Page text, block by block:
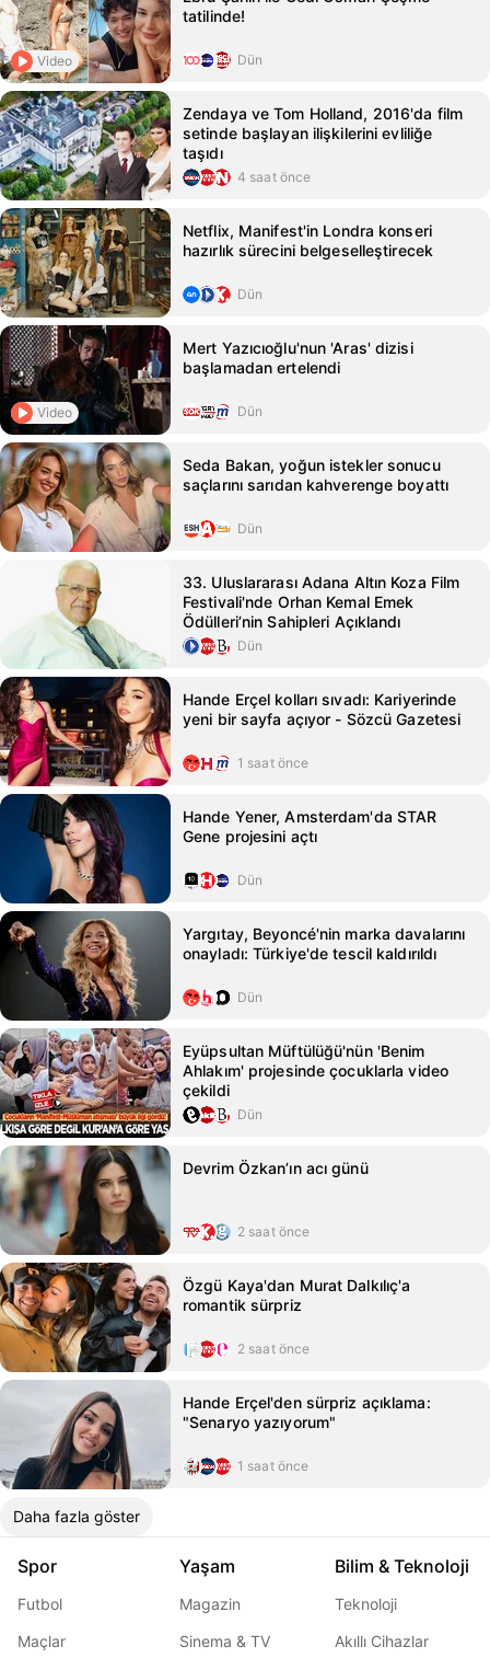
Video
tatilinde!
Dün
Zendaya ve Tom Holland, 2016'da film
setinde başlayan ilişkilerini evliliğe
taşıdı
4 saat önce
Netflix, Manifest'in Londra konseri
hazırlık sürecini belgeselleştirecek
Dün
Video
Mert Yazıcıoğlu'nun 'Aras' dizisi
başlamadan ertelendi
Dün
Seda Bakan, yoğun istekler sonucu
saçlarını sarıdan kahverenge boyattı
Dün
33. Uluslararası Adana Altın Koza Film
Festivali'nde Orhan Kemal Emek
Ödülleri’nin Sahipleri Açıklandı
Dün
Hande Erçel kolları sıvadı: Kariyerinde
yeni bir sayfa açıyor - Sözcü Gazetesi
1 saat önce
Hande Yener, Amsterdam'da STAR
Gene projesini açtı
Dün
Yargıtay, Beyoncé'nin marka davalarını
onayladı: Türkiye'de tescil kaldırıldı
Dün
Eyüpsultan Müftülüğü'nün 'Benim
Ahlakım' projesinde çocuklarla video
çekildi
Dün
Devrim Özkan’ın acı günü
2 saat önce
Özgü Kaya'dan Murat Dalkılıç'a
romantik sürpriz
2 saat önce
Hande Erçel'den sürpriz açıklama:
"Senaryo yazıyorum"
1 saat önce
Daha fazla göster
Spor
Futbol
Maçlar
Yaşam
Magazin
Sinema & TV
Bilim & Teknoloji
Teknoloji
Akıllı Cihazlar